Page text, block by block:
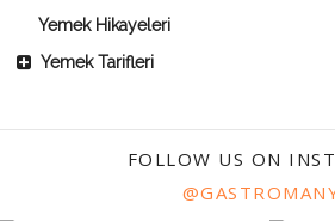
Yemek Hikayeleri
Yemek Tarifleri
FOLLOW US ON